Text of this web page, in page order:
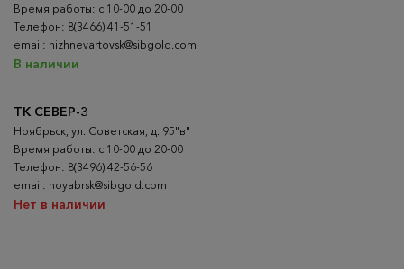
ТК СЕВЕР-3
Ноябрьск, ул. Советская, д. 95"в"
Время работы: с 10-00 до 20-00
Телефон: 8(3496) 42-56-56
email: noyabrsk@sibgold.com
Нет в наличии
Время работы: с 10-00 до 20-00
Телефон: 8(3466) 41-51-51
email: nizhnevartovsk@sibgold.com
В наличии